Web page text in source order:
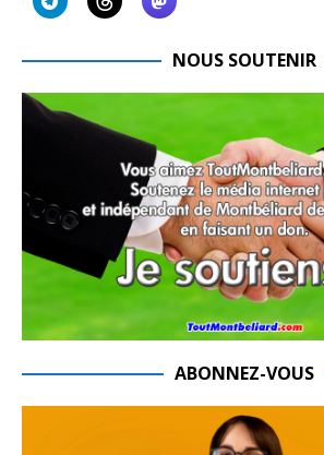
NOUS SOUTENIR
ABONNEZ-VOUS